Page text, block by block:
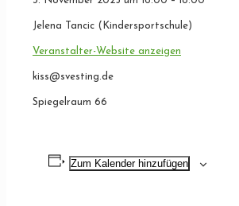
Jelena Tancic (Kindersportschule)
Veranstalter-Website anzeigen
kiss@svesting.de
Spiegelraum 66
Zum Kalender hinzufügen